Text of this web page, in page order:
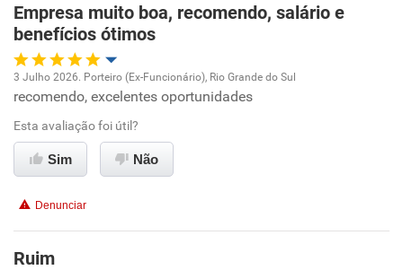
Empresa muito boa, recomendo, salário e
benefícios ótimos
Oportunidade de promoção
Ambiente de trabalho
Benefícios
3 Julho 2026. Porteiro (Ex-Funcionário), Rio Grande do Sul
recomendo, excelentes oportunidades
Esta avaliação foi útil?
Sim Não
Denunciar
Ruim